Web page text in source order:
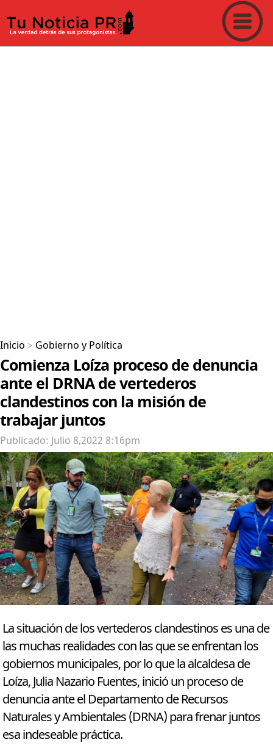
Inicio > Gobierno y Política
Comienza Loíza proceso de denuncia
ante el DRNA de vertederos
clandestinos con la misión de
trabajar juntos
Publicado: Julio 8,2022 8:16pm
La situación de los vertederos clandestinos es una de
las muchas realidades con las que se enfrentan los
gobiernos municipales, por lo que la alcaldesa de
Loíza, Julia Nazario Fuentes, inició un proceso de
denuncia ante el Departamento de Recursos
Naturales y Ambientales (DRNA) para frenar juntos
esa indeseable práctica.